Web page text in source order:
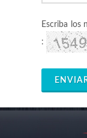
Escriba los
: